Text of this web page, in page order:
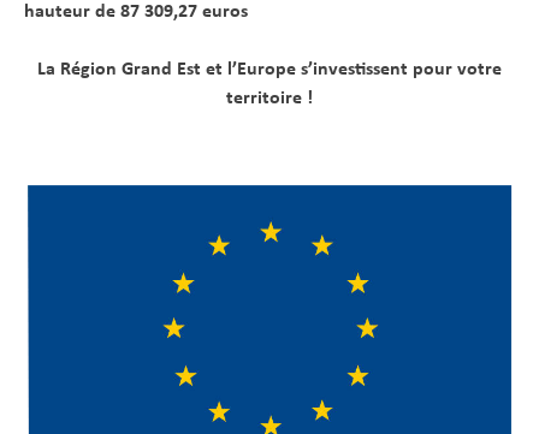
hauteur de 87 309,27 euros
La Région Grand Est et l’Europe s’investissent pour votre
territoire !